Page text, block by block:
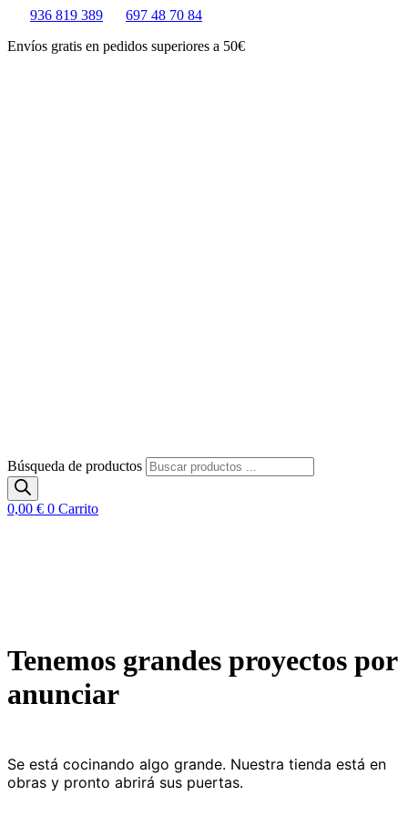
contenido
936 819 389
697 48 70 84
Envíos gratis en pedidos superiores a 50€
Búsqueda de productos
0,00 € 0 Carrito
Tenemos grandes proyectos por
anunciar
Se está cocinando algo grande. Nuestra tienda está en
obras y pronto abrirá sus puertas.